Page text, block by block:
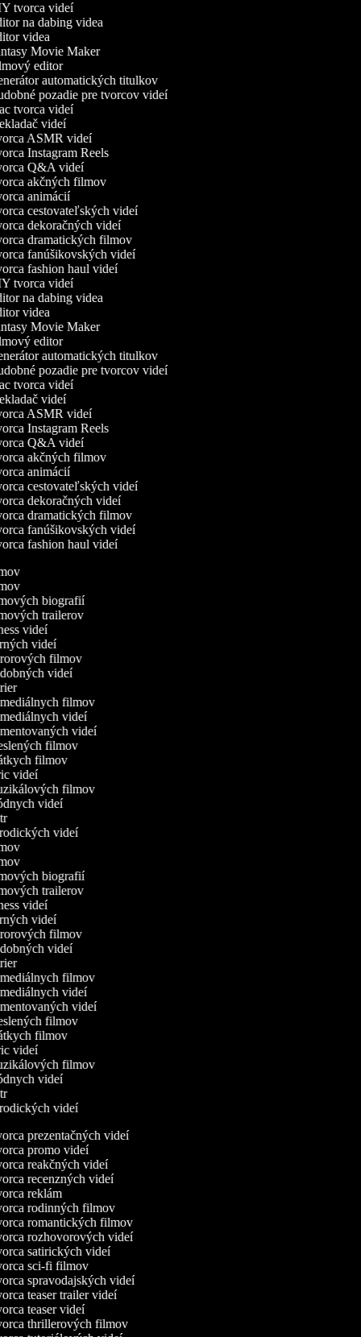
tvorca videí
na dabing videa
videa
Movie Maker
editor
automatických titulkov
pozadie pre tvorcov videí
tvorca videí
videí
ASMR videí
Instagram Reels
Q&A videí
akčných filmov
animácií
cestovateľských videí
dekoračných videí
dramatických filmov
fanúšikovských videí
fashion haul videí
tvorca videí
na dabing videa
videa
Movie Maker
editor
automatických titulkov
pozadie pre tvorcov videí
tvorca videí
videí
ASMR videí
Instagram Reels
Q&A videí
akčných filmov
animácií
cestovateľských videí
dekoračných videí
dramatických filmov
fanúšikovských videí
fashion haul videí
biografií
trailerov
videí
videí
filmov
videí
filmov
videí
videí
filmov
filmov
videí
filmov
videí
videí
biografií
trailerov
videí
videí
filmov
videí
filmov
videí
videí
filmov
filmov
videí
filmov
videí
videí
prezentačných videí
promo videí
reakčných videí
recenzných videí
reklám
rodinných filmov
romantických filmov
rozhovorových videí
satirických videí
sci-fi filmov
spravodajských videí
teaser trailer videí
teaser videí
thrillerových filmov